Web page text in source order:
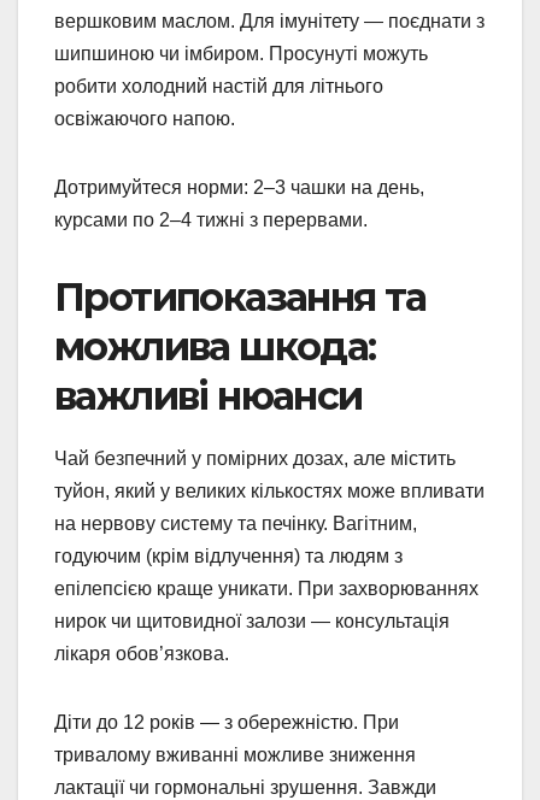
вершковим маслом. Для імунітету — поєднати з
шипшиною чи імбиром. Просунуті можуть
робити холодний настій для літнього
освіжаючого напою.
Дотримуйтеся норми: 2–3 чашки на день,
курсами по 2–4 тижні з перервами.
Протипоказання та
можлива шкода:
важливі нюанси
Чай безпечний у помірних дозах, але містить
туйон, який у великих кількостях може впливати
на нервову систему та печінку. Вагітним,
годуючим (крім відлучення) та людям з
епілепсією краще уникати. При захворюваннях
нирок чи щитовидної залози — консультація
лікаря обов’язкова.
Діти до 12 років — з обережністю. При
тривалому вживанні можливе зниження
лактації чи гормональні зрушення. Завжди